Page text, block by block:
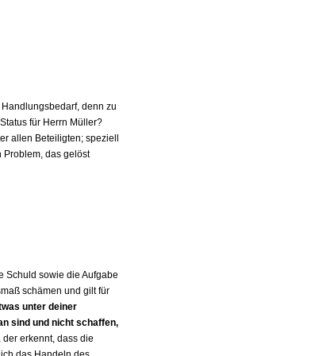
denn zu
für Herrn Müller?
allen Beteiligten; speziell
Problem, das gelöst
Schuld sowie die Aufgabe
schämen und gilt für
unter deiner
sind und nicht schaffen,
erkennt, dass die